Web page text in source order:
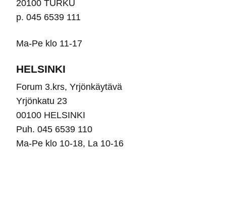
20100 TURKU
p. 045 6539 111
Ma-Pe klo 11-17
HELSINKI
Forum 3.krs, Yrjönkäytävä
Yrjönkatu 23
00100 HELSINKI
Puh. 045 6539 110
Ma-Pe klo 10-18, La 10-16